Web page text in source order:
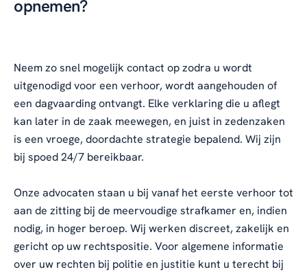
opnemen?
Neem zo snel mogelijk contact op zodra u wordt
uitgenodigd voor een verhoor, wordt aangehouden of
een dagvaarding ontvangt. Elke verklaring die u aflegt
kan later in de zaak meewegen, en juist in zedenzaken
is een vroege, doordachte strategie bepalend. Wij zijn
bij spoed 24/7 bereikbaar.
Onze advocaten staan u bij vanaf het eerste verhoor tot
aan de zitting bij de meervoudige strafkamer en, indien
nodig, in hoger beroep. Wij werken discreet, zakelijk en
gericht op uw rechtspositie. Voor algemene informatie
over uw rechten bij politie en justitie kunt u terecht bij